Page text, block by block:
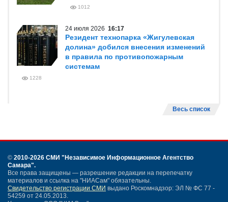
1012
24 июля 2026 16:17
Резидент технопарка «Жигулевская
долина» добился внесения изменений
в правила по противопожарным
системам
1228
Весь список
© 2010-2026 СМИ "Независимое Информационное Агентство
Самара".
Все права защищены — разрешение редакции на перепечатку
материалов и ссылка на "НИАСам" обязательны.
Свидетельство регистрации СМИ выдано Роскомнадзор: ЭЛ № ФС 77 -
54259 от 24.05.2013.